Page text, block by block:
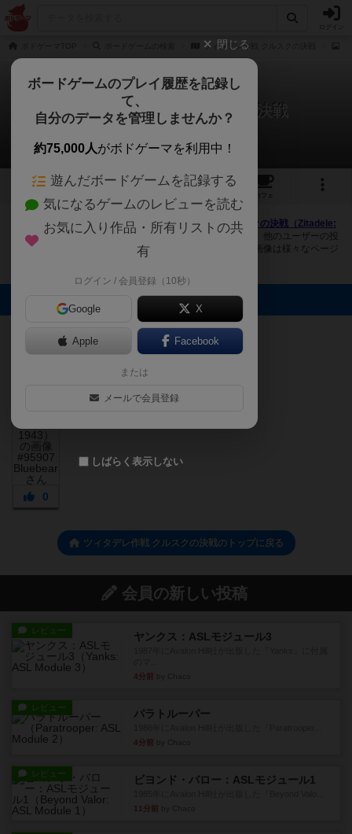
ツィタデレ作戦 クルスクの決戦
ツィタデレ作戦 クルスクの決戦
1件の画像
1
カフェ
ボドゲーマにログインすると、 「ツィタデレ作戦 クルスクの決戦（Zitadele:
duel for Kursk, 1943）」 の画像をアップロード出来たり、他のユーザーの投
稿画像に評価を付けることができます。また、トップ6の画像は様々なページ
0
ツィタデレ作戦 クルスクの決戦のトップに戻る
会員の新しい投稿
レビュー ヤンクス：ASLモジュール3
4分前
レビュー パラトルーパー
4分前
レビュー ビヨンド・バロー：ASLモジュール1
11分前
閉じる
ボードゲームのプレイ履歴を記録し
て、
自分のデータを管理しませんか？
約75,000人がボドゲーマを利用中！
遊んだボードゲームを記録する
気になるゲームのレビューを読む
お気に入り作品・所有リストの共
有
ログイン / 会員登録（10秒）
Google X
Apple Facebook
または
メールで会員登録
しばらく表示しない